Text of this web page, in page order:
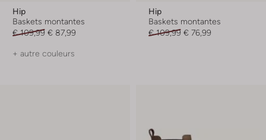
Hip
Baskets montantes
€ 109,99 € 87,99
+ autre couleurs
Hip
Baskets montantes
€ 109,99 € 76,99